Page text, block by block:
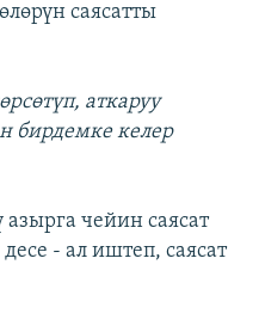
саясатты
аткаруу
бирдемке келер
чейин саясат
- ал иштеп, саясат